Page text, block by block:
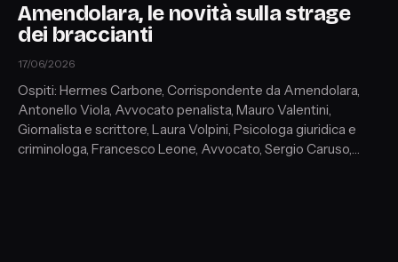
Amendolara, le novità sulla strage
dei braccianti
17/06/2026
Ospiti: Hermes Carbone, Corrispondente da Amendolara,
Antonello Viola, Avvocato penalista, Mauro Valentini,
Giornalista e scrittore, Laura Volpini, Psicologa giuridica e
criminologa, Francesco Leone, Avvocato, Sergio Caruso,